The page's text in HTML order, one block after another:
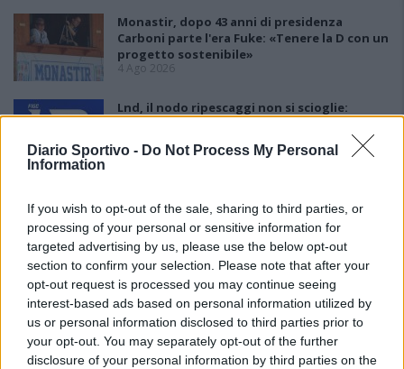
Diario Sportivo - Do Not Process My Personal
Information
If you wish to opt-out of the sale, sharing to third parties, or
processing of your personal or sensitive information for
targeted advertising by us, please use the below opt-out
section to confirm your selection. Please note that after your
opt-out request is processed you may continue seeing
interest-based ads based on personal information utilized by
us or personal information disclosed to third parties prior to
your opt-out. You may separately opt-out of the further
disclosure of your personal information by third parties on the
Monastir, dopo 43 anni di presidenza
Carboni parte l'era Fuke: «Tenere la D con un
progetto sostenibile»
4 Ago 2026
Lnd, il nodo ripescaggi non si scioglie: